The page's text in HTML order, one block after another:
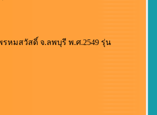
หมสวัสดิ์ จ.ลพบุรี พ.ศ.2549 รุ่น